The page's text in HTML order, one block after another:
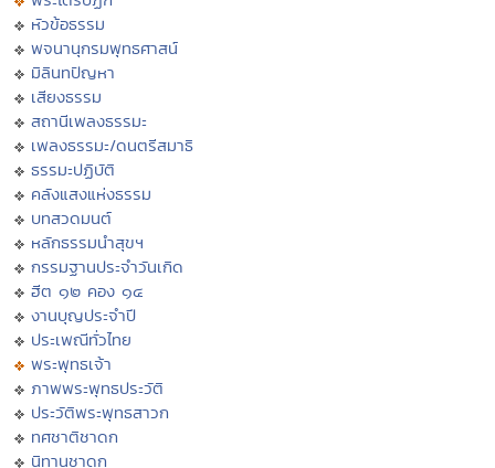
หัวข้อธรรม
พจนานุกรมพุทธศาสน์
มิลินทปัญหา
เสียงธรรม
สถานีเพลงธรรมะ
เพลงธรรมะ/ดนตรีสมาธิ
ธรรมะปฏิบัติ
คลังแสงแห่งธรรม
บทสวดมนต์
หลักธรรมนำสุขฯ
กรรมฐานประจำวันเกิด
ฮีต ๑๒ คอง ๑๔
งานบุญประจำปี
ประเพณีทั่วไทย
พระพุทธเจ้า
ภาพพระพุทธประวัติ
ประวัติพระพุทธสาวก
ทศชาติชาดก
นิทานชาดก